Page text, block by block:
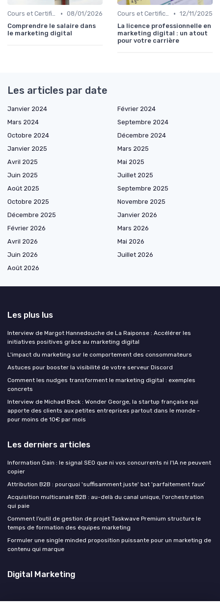
Cours et Certifications en Marketing Digital • 08/01/2026
Comprendre le salaire dans
le marketing digital
Cours et Certifications en Marketing Digital • 12/11/2025
La licence professionnelle en
marketing digital : un atout
pour votre carrière
Les articles par date
Janvier 2024
Février 2024
Mars 2024
Septembre 2024
Octobre 2024
Décembre 2024
Janvier 2025
Mars 2025
Avril 2025
Mai 2025
Juin 2025
Juillet 2025
Août 2025
Septembre 2025
Octobre 2025
Novembre 2025
Décembre 2025
Janvier 2026
Février 2026
Mars 2026
Avril 2026
Mai 2026
Juin 2026
Juillet 2026
Août 2026
Les plus lus
Interview de Margot Hannedouche de La Raiponse : Accélérer les
initiatives positives grâce au marketing digital
L'impact du marketing sur le comportement des consommateurs
Astuces pour booster la visibilité de votre serveur Discord
Comment les nudges transforment le marketing digital : exemples
concrets
Interview de Michael Beck : Wonder George, la startup française qui
apporte des clients aux petites entreprises partout dans le monde -
pour moins de 10€ par mois
Les derniers articles
Information Gain : le signal SEO que ni vos concurrents ni l'IA ne peuvent
copier
Attribution B2B : pourquoi 'suffisamment juste' bat 'parfaitement faux'
Acquisition multicanale B2B : au-delà du canal unique, l'orchestration
qui paie
Comment l’outil de gestion de projet Taskwave Premium structure le
temps de formation des équipes marketing
Formuler une single minded proposition puissante pour un marketing de
contenu qui marque
Digital Marketing